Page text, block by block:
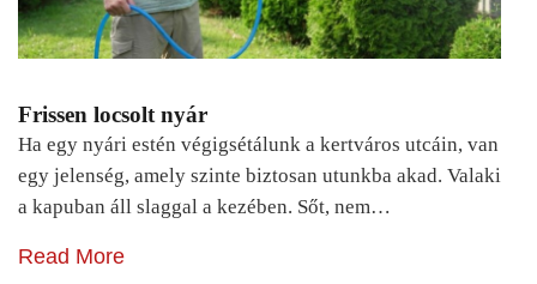
Frissen locsolt nyár
Ha egy nyári estén végigsétálunk a kertváros utcáin, van
egy jelenség, amely szinte biztosan utunkba akad. Valaki
a kapuban áll slaggal a kezében. Sőt, nem…
Read More